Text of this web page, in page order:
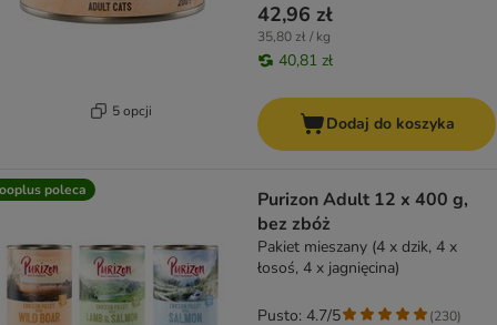
5 opcji
42,96 zł
35,80 zł / kg
40,81 zł
Dodaj do koszyka
poleca
Purizon Adult 12 x 400 g,
bez zbóż
Pakiet mieszany (4 x dzik, 4 x
łosoś, 4 x jagnięcina)
Pusto: 4.7/5 (230)